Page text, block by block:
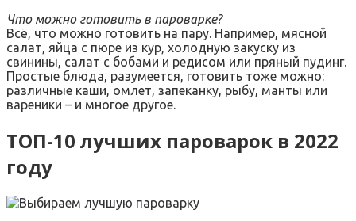
Что можно готовить в пароварке?
Всё, что можно готовить на пару. Например, мясной
салат, яйца с пюре из кур, холодную закуску из
свинины, салат с бобами и редисом или пряный пудинг.
Простые блюда, разумеется, готовить тоже можно:
различные каши, омлет, запеканку, рыбу, манты или
вареники – и многое другое.
ТОП-10 лучших пароварок в 2022
году